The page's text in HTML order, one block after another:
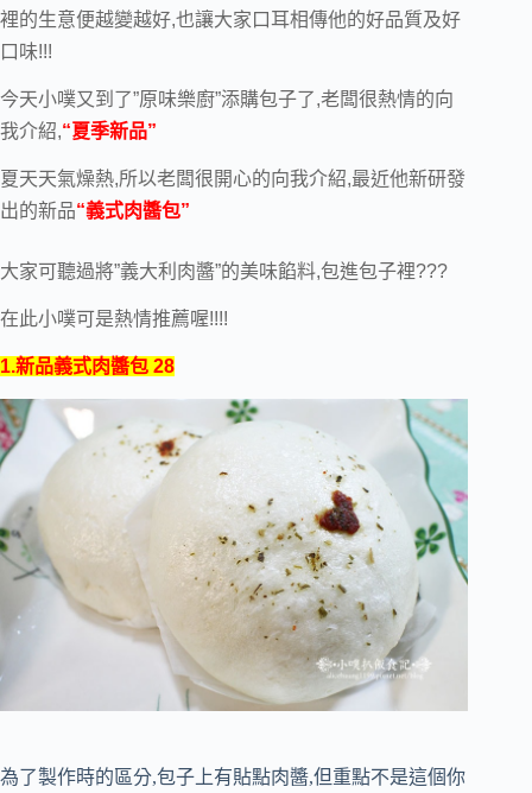
裡的生意便越變越好,也讓大家口耳相傳他的好品質及好
口味!!!
今天小噗又到了”原味樂廚”添購包子了,老闆很熱情的向
我介紹,“夏季新品”
夏天天氣燥熱,所以老闆很開心的向我介紹,最近他新研發
出的新品“義式肉醬包”
大家可聽過將”義大利肉醬”的美味餡料,包進包子裡???
在此小噗可是熱情推薦喔!!!!
1.新品義式肉醬包 28
為了製作時的區分,包子上有貼點肉醬,但重點不是這個你